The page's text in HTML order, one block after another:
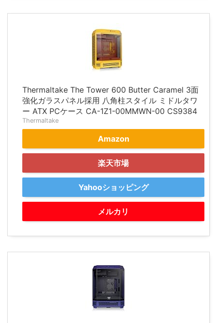
Thermaltake The Tower 600 Butter Caramel 3面
強化ガラスパネル採用 八角柱スタイル ミドルタワ
ー ATX PCケース CA-1Z1-00MMWN-00 CS9384
Thermaltake
Amazon
楽天市場
Yahooショッピング
メルカリ